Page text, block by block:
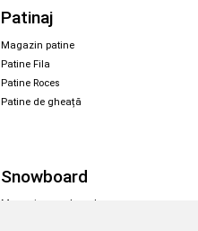
Patinaj
Magazin patine
Patine Fila
Patine Roces
Patine de gheață
Snowboard
Magazin snowboard